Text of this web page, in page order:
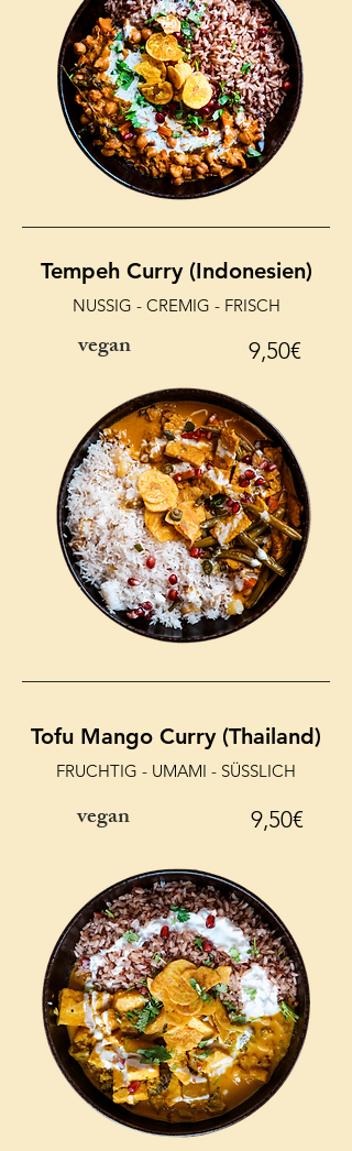
Tempeh Curry (Indonesien)
NUSSIG - CREMIG - FRISCH
vegan 9,50€
Tofu Mango Curry (Thailand)
FRUCHTIG - UMAMI - SÜSSLICH
vegan 9,50€